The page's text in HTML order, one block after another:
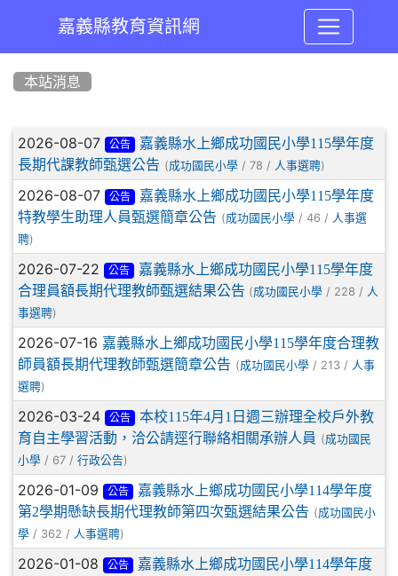
嘉義縣教育資訊網
本站消息
文章列表
2026-08-07 公告
嘉義縣水上鄉成功國民小學115學年度
長期代課教師甄選公告 (成功國民小學 / 78 / 人事選聘)
2026-08-07 公告
嘉義縣水上鄉成功國民小學115學年度
特教學生助理人員甄選簡章公告 (成功國民小學 / 46 / 人事選
聘)
2026-07-22 公告
嘉義縣水上鄉成功國民小學115學年度
合理員額長期代理教師甄選結果公告 (成功國民小學 / 228 / 人
事選聘)
2026-07-16 嘉義縣水上鄉成功國民小學115學年度合理教
師員額長期代理教師甄選簡章公告 (成功國民小學 / 213 / 人事
選聘)
2026-03-24 公告
本校115年4月1日週三辦理全校戶外教
育自主學習活動，洽公請逕行聯絡相關承辦人員 (成功國民
小學 / 67 / 行政公告)
2026-01-09 公告
嘉義縣水上鄉成功國民小學114學年度
第2學期懸缺長期代理教師第四次甄選結果公告 (成功國民小
學 / 362 / 人事選聘)
2026-01-08 公告
嘉義縣水上鄉成功國民小學114學年度